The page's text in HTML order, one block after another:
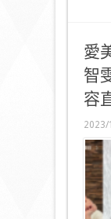
愛
智
容
2023/